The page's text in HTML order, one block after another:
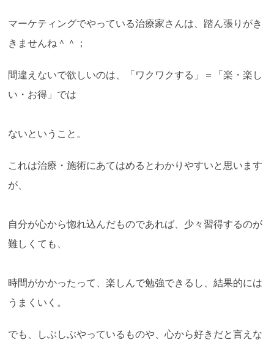
マーケティングでやっている治療家さんは、踏ん張りがき
きませんね＾＾；
間違えないで欲しいのは、「ワクワクする」＝「楽・楽し
い・お得」では
ないということ。
これは治療・施術にあてはめるとわかりやすいと思います
が、
自分が心から惚れ込んだものであれば、少々習得するのが
難しくても、
時間がかかったって、楽しんで勉強できるし、結果的には
うまくいく。
でも、しぶしぶやっているものや、心から好きだと言えな